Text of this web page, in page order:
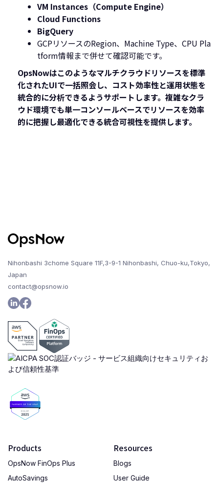
VM Instances（Compute Engine）
Cloud Functions
BigQuery
GCPリソースのRegion、Machine Type、CPU Pla
tform情報まで併せて確認可能です。
OpsNowはこのようなマルチクラウドリソースを標準
化されたUIで一括照会し、コスト効率性と運用状態を
統合的に分析できるようサポートします。複雑なクラ
ウド環境でも単一コンソールベースでリソースを効率
的に把握し最適化できる統合可視性を提供します。
Nihonbashi 3chome Square 11F,3-9-1 Nihonbashi, Chuo-ku,Tokyo,
Japan
contact@opsnow.io
Products
OpsNow FinOps Plus
AutoSavings
Resources
Blogs
User Guide